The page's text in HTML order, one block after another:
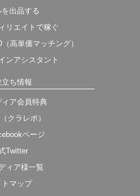
を出品する
リエイトで稼ぐ
高単価マッチング）
ンアシスタント
立ち情報
ア会員特典
クラレポ）
ページ
Twitter
ィア様一覧
トマップ